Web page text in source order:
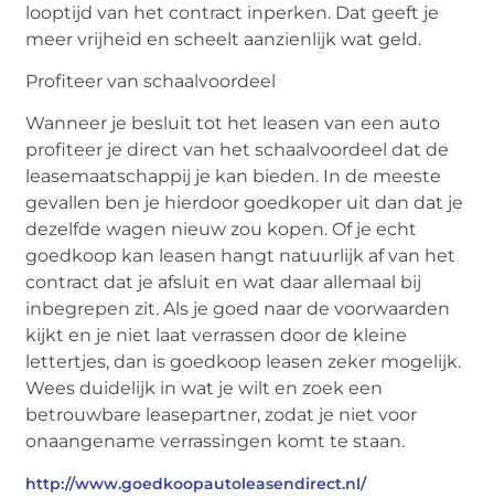
looptijd van het contract inperken. Dat geeft je
meer vrijheid en scheelt aanzienlijk wat geld.
Profiteer van schaalvoordeel
Wanneer je besluit tot het leasen van een auto
profiteer je direct van het schaalvoordeel dat de
leasemaatschappij je kan bieden. In de meeste
gevallen ben je hierdoor goedkoper uit dan dat je
dezelfde wagen nieuw zou kopen. Of je echt
goedkoop kan leasen hangt natuurlijk af van het
contract dat je afsluit en wat daar allemaal bij
inbegrepen zit. Als je goed naar de voorwaarden
kijkt en je niet laat verrassen door de kleine
lettertjes, dan is goedkoop leasen zeker mogelijk.
Wees duidelijk in wat je wilt en zoek een
betrouwbare leasepartner, zodat je niet voor
onaangename verrassingen komt te staan.
http://www.goedkoopautoleasendirect.nl/